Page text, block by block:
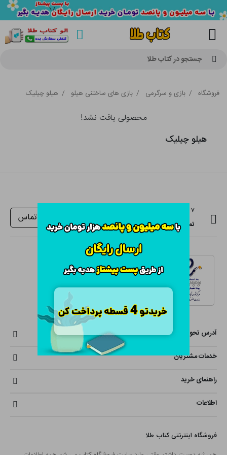
جستجو در کتاب طلا
فروشگاه / بازی و سرگرمی / بازی های ساختنی هیلو / هیلو چیلیک
محصولی یافت نشد!
هیلو چیلیک
۷ روز هفته، ۲۴ ساعت
تماس با پشتیبانی
تماس
آدرس تحویل حضوری سفارشات
خدمات مشتریان
راهنمای خرید
اطلاعات
فروشگاه اینترنتی کتاب طلا